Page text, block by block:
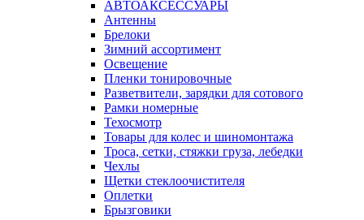
АВТОАКСЕССУАРЫ
Антенны
Брелоки
Зимний ассортимент
Освещение
Пленки тонировочные
Разветвители, зарядки для сотового
Рамки номерные
Техосмотр
Товары для колес и шиномонтажа
Троса, сетки, стяжки груза, лебедки
Чехлы
Щетки стеклоочистителя
Оплетки
Брызговики